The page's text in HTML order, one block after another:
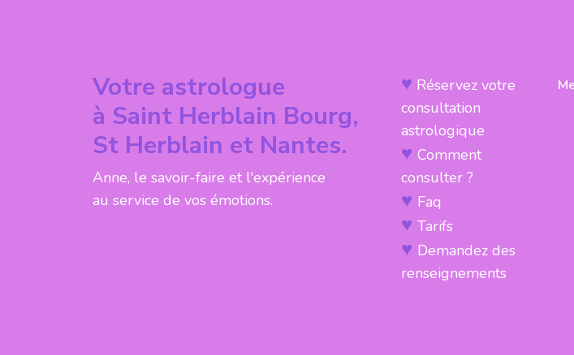
Votre astrologue
à Saint Herblain Bourg,
St Herblain et Nantes.
Anne, le savoir-faire et l'expérience
au service de vos émotions.
♥ Réservez votre
consultation
astrologique
♥ Comment
consulter ?
♥ Faq
♥ Tarifs
♥ Demandez des
renseignements